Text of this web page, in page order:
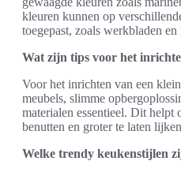
kleuren kunnen op
toegepast, zoals werkbladen en
Wat zijn tips voor het
Voor het inrichten van een
meubels, slimme
materialen essentieel. Dit helpt
benutten en groter te laten
Welke trendy keukenstijlen